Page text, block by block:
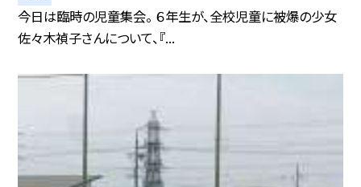
今日は臨時の児童集会。 ６年生が、全校児童に被爆の少女
佐々木禎子さんについて、『...